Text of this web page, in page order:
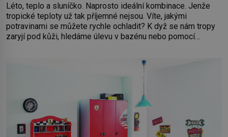
Léto, teplo a sluníčko. Naprosto ideální kombinace. Jenže
tropické teploty už tak příjemné nejsou. Víte, jakými
potravinami se můžete rychle ochladit? K dyž se nám tropy
zaryjí pod kůži, hledáme úlevu v bazénu nebo pomocí